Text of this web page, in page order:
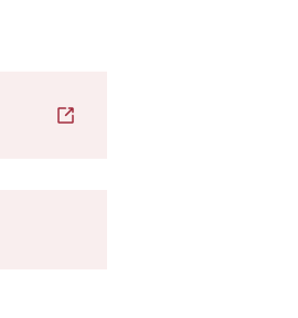
Ouvrir dans un nouvel onglet